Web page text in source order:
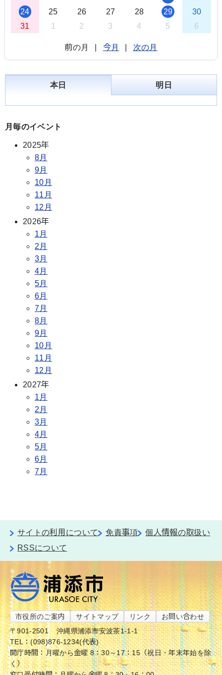
24
25 26 27 28 29
30
31
1 2 3 4 5 6
前の月 今月 次の月
本日 明日
月毎のイベント
2025年
8月
9月
10月
11月
12月
2026年
1月
2月
3月
4月
5月
6月
7月
8月
9月
10月
11月
12月
2027年
1月
2月
3月
4月
5月
6月
7月
サイトの利用について 免責事項
個人情報の取扱い
RSSについて
市役所のご案内 サイトマップ リンク
お問い合わせ
〒901-2501
沖縄県浦添市安波茶1-1-1
TEL：(098)876-1234(代表)
開庁時間：月曜から金曜 8：30～17：15（祝日・年末年始を除
く）